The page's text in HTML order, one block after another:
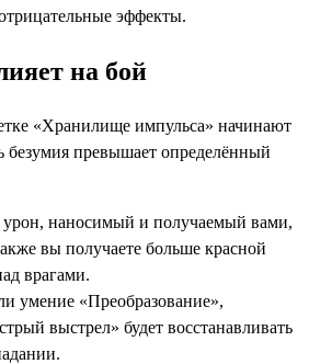
эффекты.
на бой
«Хранилище импульса» начинают
безумия превышает определённый
наносимый и получаемый вами,
вы получаете больше красной
врагами.
умение «Преобразование»,
выстрел» будет восстанавливать